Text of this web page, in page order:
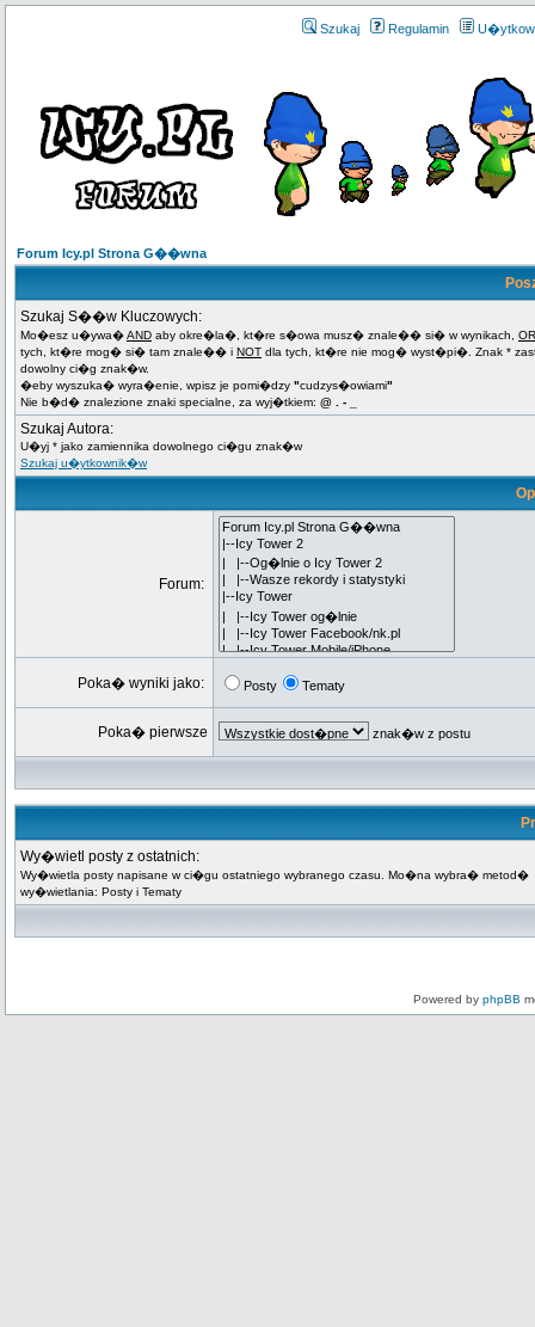
Szukaj Regulamin
Forum Icy.pl Strona G��wna
Szukaj S��w Kluczowych:
Mo�esz u�ywa�AND aby okre�la�, kt�re s�owa musz� znale�� si� w wynikach, OR
tych, kt�re mog� si� tam znale�� i NOT dla tych, kt�re nie mog� wyst�pi�. Znak *
dowolny ci�g znak�w.
�eby wyszuka� wyra�enie, wpisz je pomi�dzy "cudzys�owiami"
Nie b�d� znalezione znaki specialne, za wyj�tkiem: @ . - _
Szukaj Autora:
U�yj * jako zamiennika dowolnego ci�gu znak�w
Szukaj u�ytkownik�w
Forum:
Poka� wyniki jako: Posty Tematy
Poka� pierwsze znak�w z postu
Wy�wietl posty z ostatnich:
Wy�wietla posty napisane w ci�gu ostatniego wybranego czasu. Mo�na wybra� metod�
wy�wietlania: Posty i Tematy
Powered by phpBB